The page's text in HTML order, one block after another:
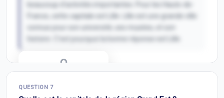
beaucoup d'activités importantes. Pour les Hauts-de-
France, cette capitale est Lille. Lille est une grande ville
histoire. C'est pourquoi la bonne réponse est Lille.
QUESTION 7